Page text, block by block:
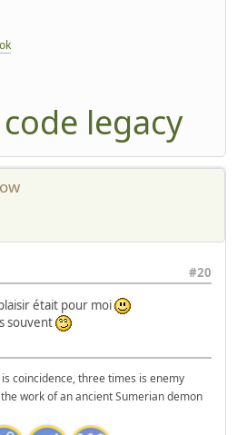
legacy
#20
était pour moi
souvent
coincidence, three times is enemy
work of an ancient Sumerian demon